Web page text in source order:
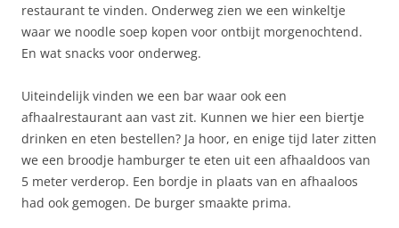
restaurant te vinden. Onderweg zien we een winkeltje
waar we noodle soep kopen voor ontbijt morgenochtend.
En wat snacks voor onderweg.
Uiteindelijk vinden we een bar waar ook een
afhaalrestaurant aan vast zit. Kunnen we hier een biertje
drinken en eten bestellen? Ja hoor, en enige tijd later zitten
we een broodje hamburger te eten uit een afhaaldoos van
5 meter verderop. Een bordje in plaats van en afhaaloos
had ook gemogen. De burger smaakte prima.